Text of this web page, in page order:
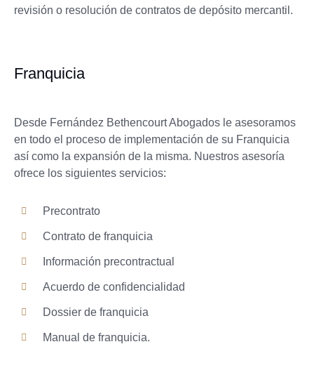
revisión o resolución de contratos de depósito mercantil.
Franquicia
Desde Fernández Bethencourt Abogados le asesoramos
en todo el proceso de implementación de su Franquicia
así como la expansión de la misma. Nuestros asesoría
ofrece los siguientes servicios:
Precontrato
Contrato de franquicia
Información precontractual
Acuerdo de confidencialidad
Dossier de franquicia
Manual de franquicia.